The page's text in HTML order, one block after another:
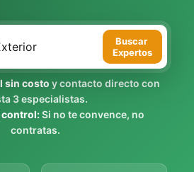
Buscar
Expertos
sin costo y contacto directo con
3 especialistas.
control:Si no te convence, no
contratas.